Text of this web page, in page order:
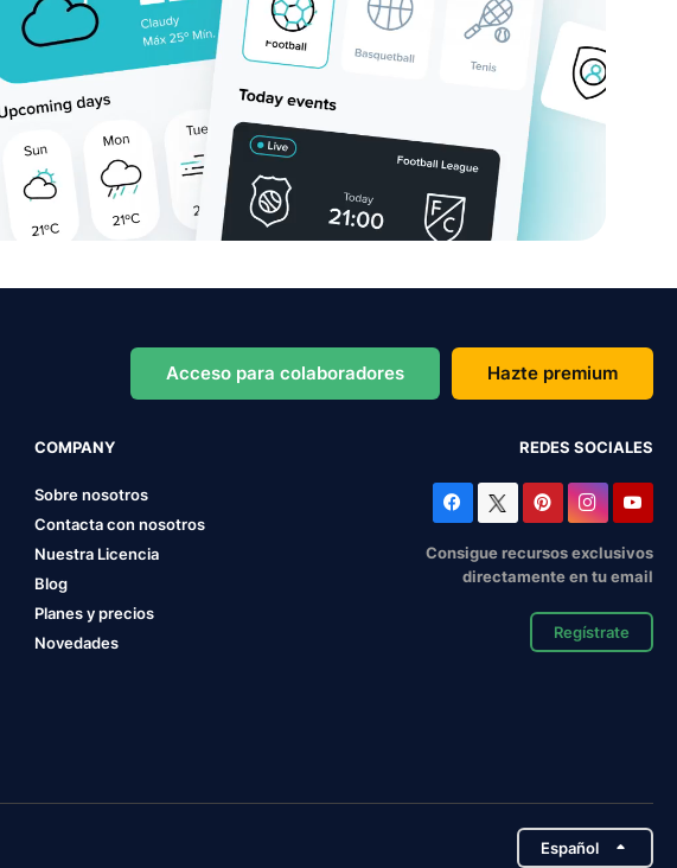
Acceso para colaboradores Hazte premium
COMPANY
Sobre nosotros
Contacta con nosotros
Nuestra Licencia
Blog
Planes y precios
Novedades
REDES SOCIALES
Consigue recursos exclusivos
directamente en tu email
Regístrate
Español